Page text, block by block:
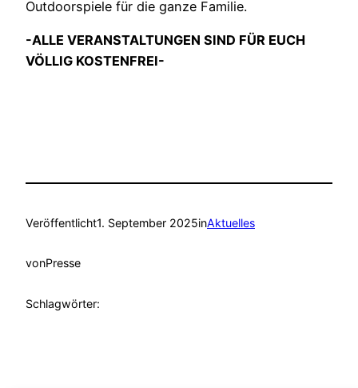
Outdoorspiele für die ganze Familie.
-ALLE VERANSTALTUNGEN SIND FÜR EUCH
VÖLLIG KOSTENFREI-
Veröffentlicht1. September 2025inAktuelles
vonPresse
Schlagwörter: